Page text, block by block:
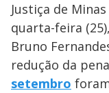
Justiça de
quarta-feira
Bruno
redução da
setembro